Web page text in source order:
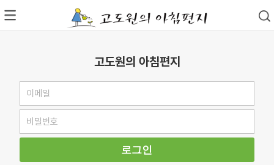
고도원의 아침편지
로그인